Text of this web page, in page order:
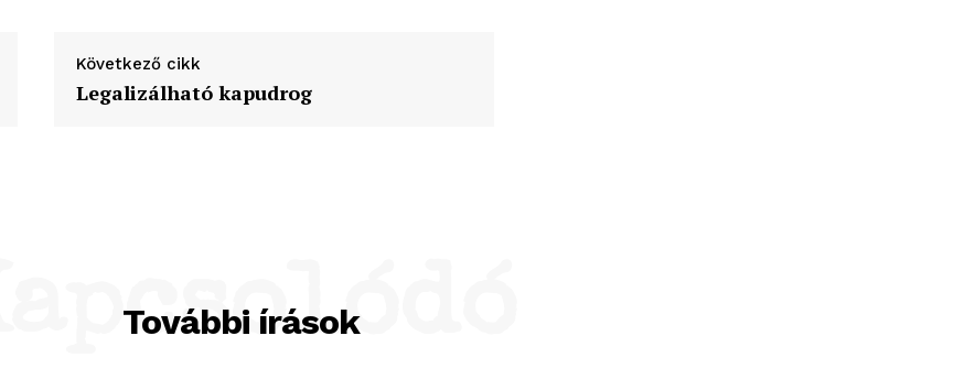
Következő cikk
Legalizálható kapudrog
További írások
Kapcsolódó